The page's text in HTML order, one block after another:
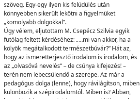
szöveg. Egy-egy ilyen kis felüdülés után
könnyebben sikerült lekötni a figyelmüket
„komolyabb dolgokkal”.
Úgy vélem, eljutottam M. Csepécz Szilvia egyik
futólag feltett kérdéséhez: „…mi van akkor, ha a
kölyök megátalkodott természetbúvár?” Hát az,
hogy az ismeretterjesztő irodalom is irodalom, és
az „olvasóvá nevelés” – de csúnya kifejezés! –
terén nem lebecsülendő a szerepe. Az már a
pedagógus dolga (lenne), hogy rávilágítson, miben
különbözik a szépirodalomtól. Miben is? Abban,